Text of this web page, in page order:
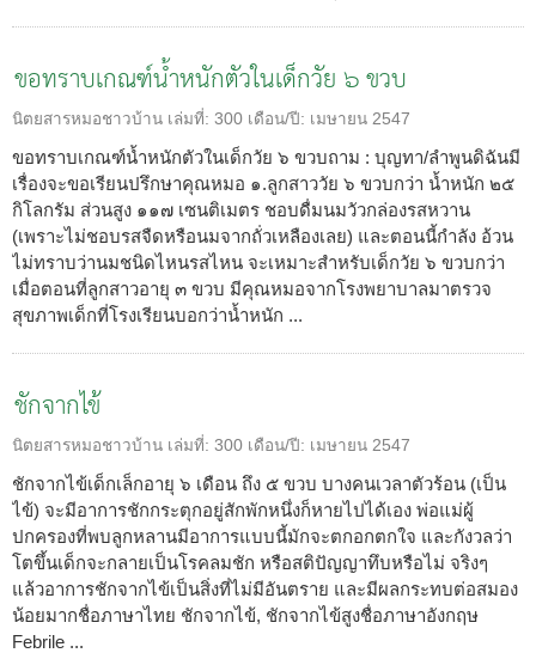
ขอทราบเกณฑ์น้ำหนักตัวในเด็กวัย ๖ ขวบ
นิตยสารหมอชาวบ้าน เล่มที่: 300 เดือน/ปี: เมษายน 2547
ขอทราบเกณฑ์น้ำหนักตัวในเด็กวัย ๖ ขวบถาม : บุญทา/ลำพูนดิฉันมี
เรื่องจะขอเรียนปรึกษาคุณหมอ ๑.ลูกสาววัย ๖ ขวบกว่า น้ำหนัก ๒๕
กิโลกรัม ส่วนสูง ๑๑๗ เซนติเมตร ชอบดื่มนมวัวกล่องรสหวาน
(เพราะไม่ชอบรสจืดหรือนมจากถั่วเหลืองเลย) และตอนนี้กำลัง อ้วน
ไม่ทราบว่านมชนิดไหนรสไหน จะเหมาะสำหรับเด็กวัย ๖ ขวบกว่า
เมื่อตอนที่ลูกสาวอายุ ๓ ขวบ มีคุณหมอจากโรงพยาบาลมาตรวจ
สุขภาพเด็กที่โรงเรียนบอกว่าน้ำหนัก ...
ชักจากไข้
นิตยสารหมอชาวบ้าน เล่มที่: 300 เดือน/ปี: เมษายน 2547
ชักจากไข้เด็กเล็กอายุ ๖ เดือน ถึง ๕ ขวบ บางคนเวลาตัวร้อน (เป็น
ไข้) จะมีอาการชักกระตุกอยู่สักพักหนึ่งก็หายไปได้เอง พ่อแม่ผู้
ปกครองที่พบลูกหลานมีอาการแบบนี้มักจะตกอกตกใจ และกังวลว่า
โตขึ้นเด็กจะกลายเป็นโรคลมชัก หรือสติปัญญาทึบหรือไม่ จริงๆ
แล้วอาการชักจากไข้เป็นสิ่งที่ไม่มีอันตราย และมีผลกระทบต่อสมอง
น้อยมากชื่อภาษาไทย ชักจากไข้, ชักจากไข้สูงชื่อภาษาอังกฤษ
Febrile ...